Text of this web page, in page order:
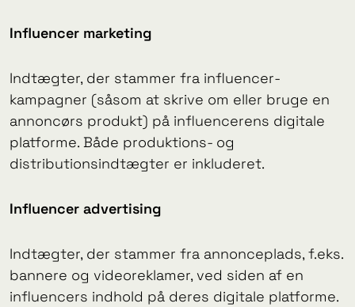
Influencer marketing
Indtægter, der stammer fra influencer-
kampagner (såsom at skrive om eller bruge en
annoncørs produkt) på influencerens digitale
platforme. Både produktions- og
distributionsindtægter er inkluderet.
Influencer advertising
Indtægter, der stammer fra annonceplads, f.eks.
bannere og videoreklamer, ved siden af en
influencers indhold på deres digitale platforme.